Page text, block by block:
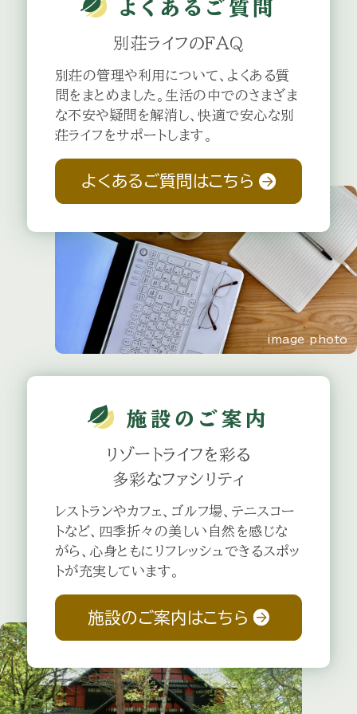
よくある ご質問
別荘ライフのFAQ
別荘の管理や利用について、よくある質
問をまとめました。生活の中でのさまざま
な不安や疑問を解消し、快適で安心な別
荘ライフをサポートします。
よくあるご質問はこちら
image photo
施設のご案内
リゾートライフを彩る
多彩なファシリティ
レストランやカフェ、ゴルフ場、テニスコー
トなど、四季折々の美しい自然を感じな
がら、心身ともにリフレッシュできるスポッ
トが充実しています。
施設のご案内はこちら